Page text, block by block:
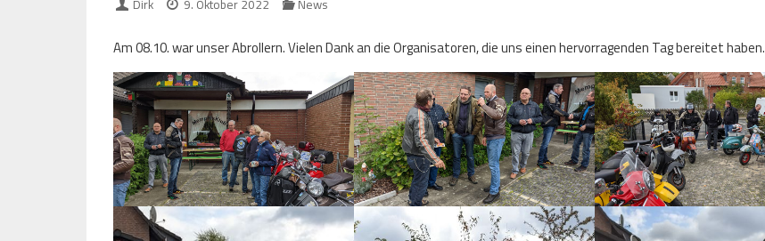
Dirk 9. Oktober 2022 News
Am 08.10. war unser Abrollern. Vielen Dank an die Organisatoren, die uns einen hervorragenden Tag bereitet haben.